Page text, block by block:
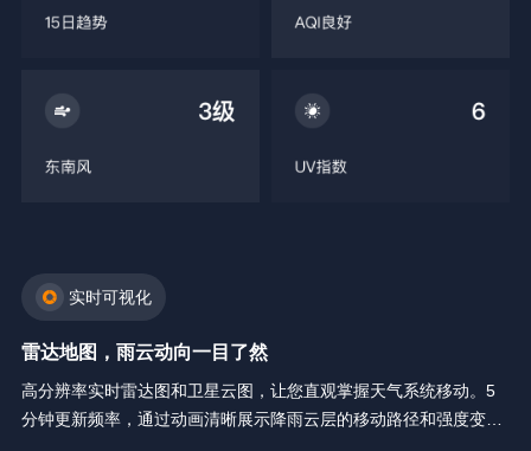
实时可视化
雷达地图，雨云动向一目了然
高分辨率实时雷达图和卫星云图，让您直观掌握天气系统移动。5
分钟更新频率，通过动画清晰展示降雨云层的移动路径和强度变